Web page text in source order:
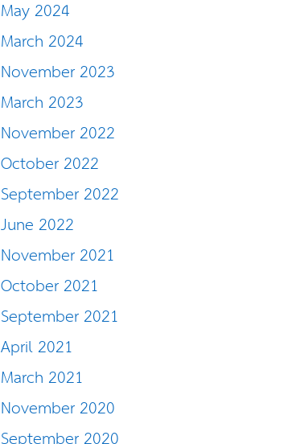
May 2024
March 2024
November 2023
March 2023
November 2022
October 2022
September 2022
June 2022
November 2021
October 2021
September 2021
April 2021
March 2021
November 2020